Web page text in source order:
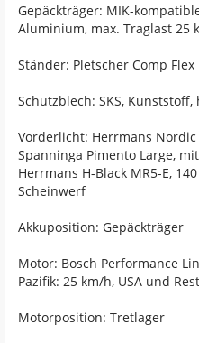
Gepäckträger: MIK-
Aluminium, max. Traglast 25
Ständer: Pletscher Comp Flex
Schutzblech: SKS, Kunststoff,
Vorderlicht: Herrmans Nordic
Spanninga Pimento Large,
Herrmans H-Black MR5-E,
Scheinwerf
Akkuposition: Gepäckträger
Motor: Bosch Performance
Pazifik: 25 km/h, USA und
Motorposition: Tretlager